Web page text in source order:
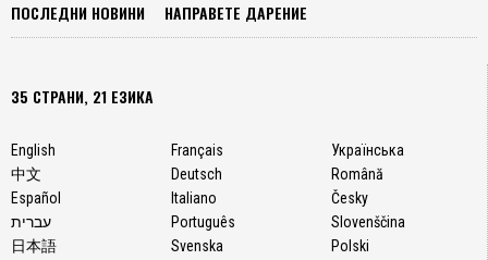
ПОСЛЕДНИ НОВИНИ НАПРАВЕТЕ ДАРЕНИЕ
35 СТРАНИ, 21 ЕЗИКА
English
中文
Español
עברית
日本語
Français
Deutsch
Italiano
Português
Svenska
Українська
Română
Česky
Slovenščina
Polski